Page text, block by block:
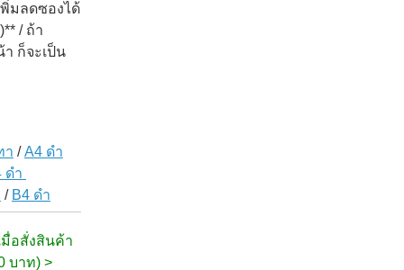
มลดซองได้
/ ถ้า
ก็จะเป็น
า /A4 ดำ
ดำ
/ B4 ดำ
มื่อสั่งสินค้า
บาท) >